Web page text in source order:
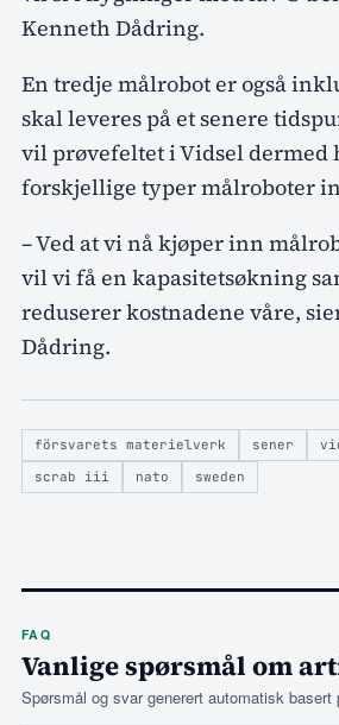
Kenneth Dådring.
En tredje målrobot er også
skal leveres på et senere
vil prøvefeltet i Vidsel dermed
forskjellige typer målroboter
– Ved at vi nå kjøper inn
vil vi få en kapasitetsøkning
reduserer kostnadene våre,
Dådring.
försvarets materielverk sener
scrab iii
nato sweden
FAQ
Vanlige spørsmål om
Spørsmål og svar generert automatisk basert